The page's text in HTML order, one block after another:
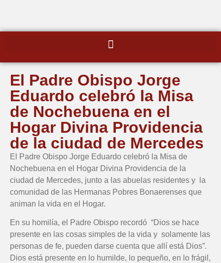
El Padre Obispo Jorge
Eduardo celebró la Misa
de Nochebuena en el
Hogar Divina Providencia
de la ciudad de Mercedes
El Padre Obispo Jorge Eduardo celebró la Misa de
Nochebuena en el Hogar Divina Providencia de la
ciudad de Mercedes, junto a las abuelas residentes y la
comunidad de las Hermanas Pobres Bonaerenses que
animan la vida en el Hogar.
En su homilía, el Padre Obispo recordó “Dios se hace
presente en las cosas simples de la vida y solamente las
personas de fe, pueden darse cuenta que allí está Dios”.
Dios está presente en lo humilde, lo pequeño, en lo frágil,